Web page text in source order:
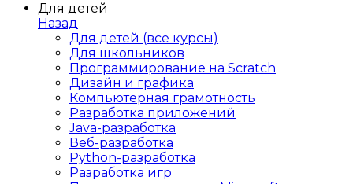
Для детей
Назад
Для детей (все курсы)
Для школьников
Программирование на Scratch
Дизайн и графика
Компьютерная грамотность
Разработка приложений
Java-разработка
Веб-разработка
Python-разработка
Разработка игр